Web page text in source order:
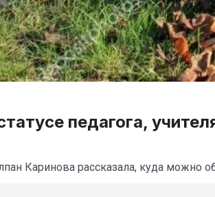
педагога,
Каринова рассказала, куда можно